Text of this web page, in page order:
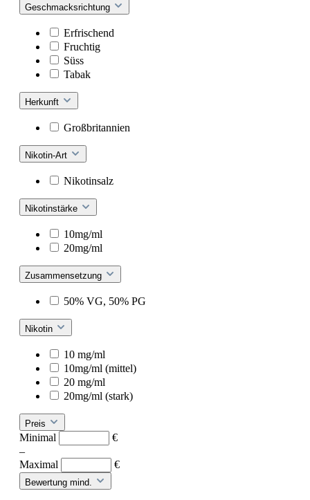
Geschmacksrichtung
Erfrischend
Fruchtig
Süss
Tabak
Herkunft
Großbritannien
Nikotin-Art
Nikotinsalz
Nikotinstärke
10mg/ml
20mg/ml
Zusammensetzung
50% VG, 50% PG
Nikotin
10 mg/ml
10mg/ml (mittel)
20 mg/ml
20mg/ml (stark)
Preis
Minimal
€
–
Maximal
€
Bewertung mind.